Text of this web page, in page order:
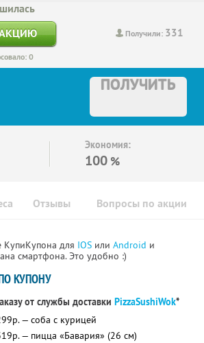
Получили: 331
0
ПОЛУЧИТЬ
Экономия:
100 %
Отзывы Вопросы по акции
КупиКупона для IOS или Android и
смартфона. Это удобно :)
КУПОНУ
от службы доставки PizzaSushiWok*
— соба с курицей
— пицца «Бавария» (26 см)